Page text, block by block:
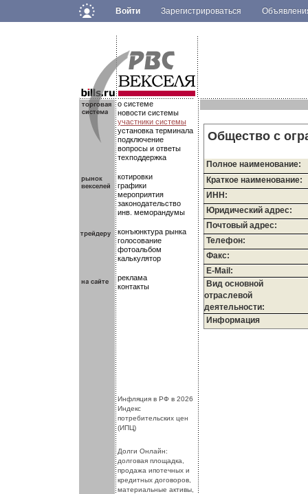
Войти Зарегистрироваться
.
.о системе
новости системы
участники системы
установка терминала
подключение
вопросы и ответы
техподдержка
котировки
графики
мероприятия
законодательство
инв. меморандумы
конъюнктура рынка
голосование
фотоальбом
калькулятор
реклама
контакты
.
Общество с
Полное наименование:
Краткое наименование:
ИНН:
Юридический адрес:
Почтовый адрес:
Телефон:
Факс:
E-Mail:
Вид основной
отраслевой
деятельности:
Информация
.Инфляция в РФ в 2026
Индекс
потребительских цен
(ИПЦ)
Долги Онлайн:
долговая площадка,
продажа ипотечных и
кредитных договоров,
материальные активы,
.